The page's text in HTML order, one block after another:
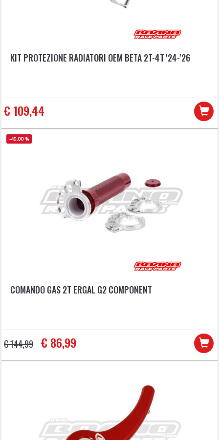
KIT PROTEZIONE RADIATORI OEM BETA 2T-4T '24-'26
€ 109,44
-40,00 %
COMANDO GAS 2T ERGAL G2 COMPONENT
€ 144,99 € 86,99